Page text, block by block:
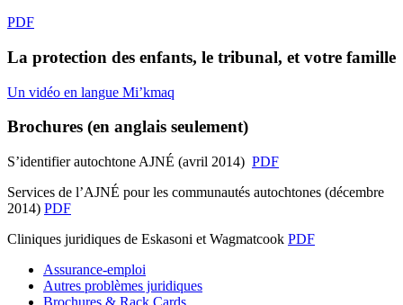
PDF
La protection des enfants, le tribunal, et votre famille
Un vidéo en langue Mi’kmaq
Brochures (en anglais seulement)
S’identifier autochtone AJNÉ (avril 2014) PDF
Services de l’AJNÉ pour les communautés autochtones (décembre
2014) PDF
Cliniques juridiques de Eskasoni et Wagmatcook PDF
Assurance-emploi
Autres problèmes juridiques